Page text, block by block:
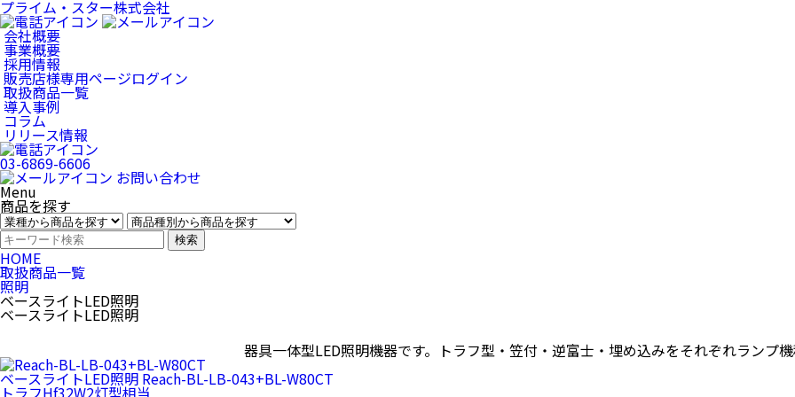
プライム・スター株式会社
会社概要
事業概要
採用情報
販売店様専用ページログイン
取扱商品一覧
導入事例
コラム
リリース情報
03-6869-6606
お問い合わせ
Menu
商品を探す
検索
HOME
取扱商品一覧
照明
ベースライトLED照明
ベースライトLED照明
器具一体型LED照明機器です。トラフ型・笠付・逆富士・埋め込みをそれぞれランプ機
ベースライトLED照明 Reach-BL-LB-043+BL-W80CT
トラフHf32W2灯型相当